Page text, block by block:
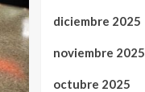
diciembre 2025
noviembre 2025
octubre 2025